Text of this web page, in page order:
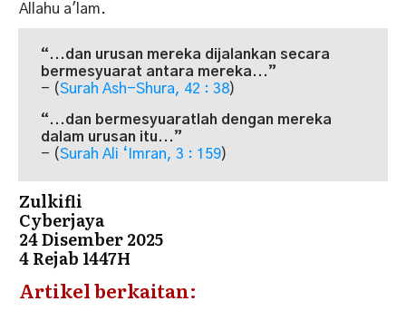
Allahu a'lam.
“...dan urusan mereka dijalankan secara
bermesyuarat antara mereka...”
- (Surah Ash-Shura, 42 : 38)
“...dan bermesyuaratlah dengan mereka
dalam urusan itu...”
- (Surah Ali ‘Imran, 3 : 159)
Zulkifli
Cyberjaya
24 Disember 2025
4 Rejab 1447H
Artikel berkaitan: